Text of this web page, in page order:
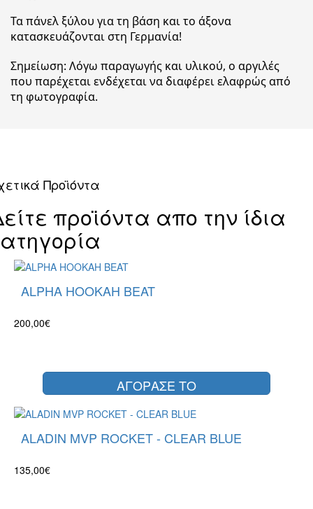
Τα πάνελ ξύλου για τη βάση και το άξονα
κατασκευάζονται στη Γερμανία!
Σημείωση: Λόγω παραγωγής και υλικού, ο αργιλές
που παρέχεται ενδέχεται να διαφέρει ελαφρώς από
τη φωτογραφία.
Προϊόντα
προϊόντα απο την ίδια
ALPHA HOOKAH BEAT
200,00€
ΑΓΟΡΑΣΕ ΤΟ
ALADIN MVP ROCKET - CLEAR BLUE
135,00€